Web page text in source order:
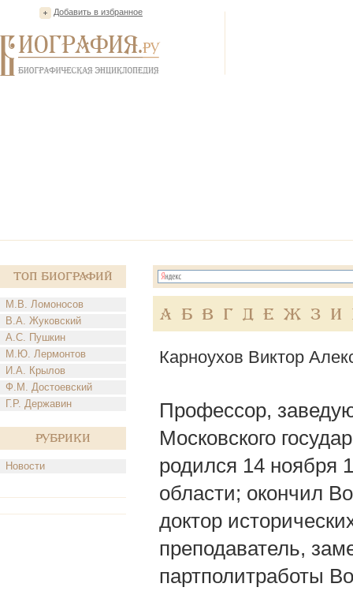
Добавить в избранное
Топ Биографий
М.В. Ломоносов
В.А. Жуковский
А.С. Пушкин
М.Ю. Лермонтов
И.А. Крылов
Ф.М. Достоевский
Г.Р. Державин
Рубрики
Новости
А Б В Г Д Е Ж З И
Карноухов Виктор
Профессор,
Московского
родился 14 ноября
области; окончил
доктор
преподаватель,
партполитработы